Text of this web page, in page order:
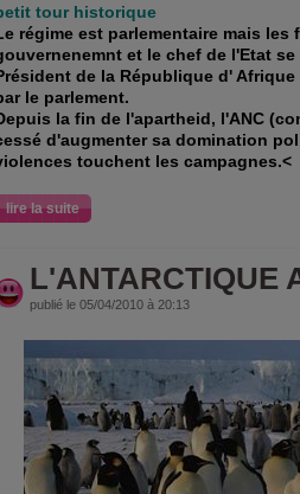
tour historique
régime est parlementaire mais
et le chef de l'Etat
de la République d'
le parlement.
la fin de l'apartheid, l'ANC
d'augmenter sa domination
touchent les campagnes.<
lire la suite
L'ANTARCTIQUE
publié le 05/04/2010 à 20:13